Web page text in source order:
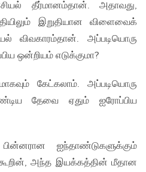
தீர்மானம்தான். அதாவது,
இறுதியான விளைவைக்
விவகாரம்தான். அப்படியொரு
ஒன்றியம் எடுக்குமா?
கேட்கலாம். அப்படியொரு
தேவை ஏதும் ஐரோப்பிய
ஐந்தாண்டுகளுக்கும்
அந்த இயக்கத்தின் மீதான